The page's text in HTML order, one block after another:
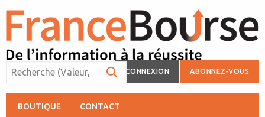
CONNEXION ABONNEZ-VOUS
BOUTIQUE CONTACT